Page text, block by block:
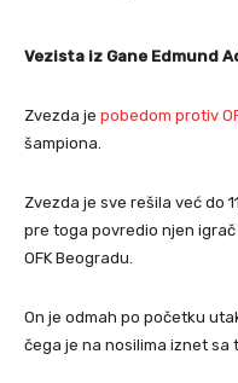
Vezista iz Gane Edmund
Zvezda je pobedom protiv
šampiona.
Zvezda je sve rešila već do
pre toga povredio njen igrač
OFK Beogradu.
On je odmah po početku
čega je na nosilima iznet sa